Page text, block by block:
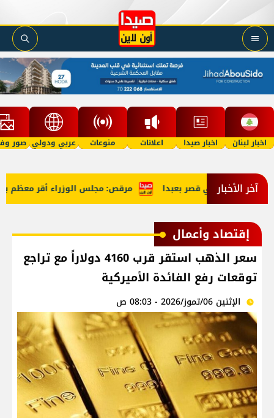
اخبار لبنان اخبار صيدا اعلانات منوعات عربي ودولي صور
آخر الأخبار مرقص: مجلس الوزراء أقر معظم بنود الوزراء في قصر بعبدا
إقتصاد وأعمال
سعر الذهب استقر قرب 4160 دولاراً مع تراجع
توقعات رفع الفائدة الأميركية
الإثنين 06/تموز/2026 - 08:03 ص